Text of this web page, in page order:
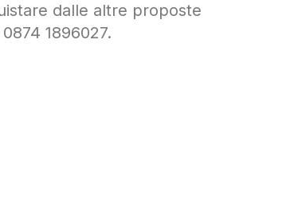
dalle altre proposte
1896027.